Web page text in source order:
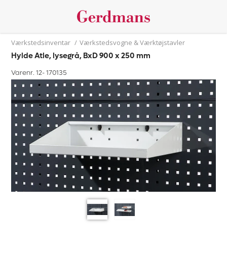
Værkstedsinventar / Værkstedsvogne & Værktøjstavler
Hylde Atle, lysegrå, BxD 900 x 250 mm
Varenr. 12-170135